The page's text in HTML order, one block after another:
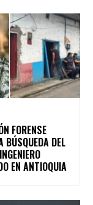
FORENSE
BÚSQUEDA DEL
EN ANTIOQUIA